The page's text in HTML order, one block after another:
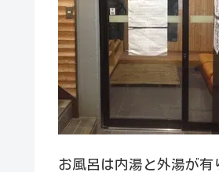
お風呂は内湯と外湯が有